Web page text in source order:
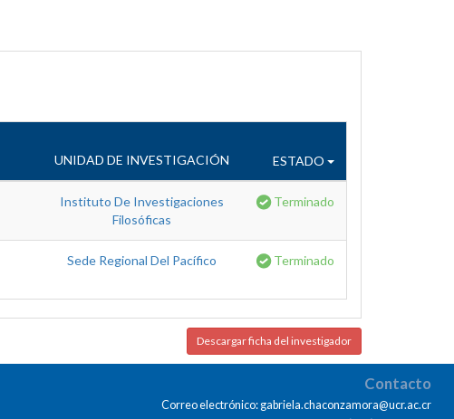
UNIDAD DE INVESTIGACIÓN ESTADO
Instituto De Investigaciones
Filosóficas
Terminado
Sede Regional Del Pacífico Terminado
Descargar ficha del investigador
Contacto
Correo electrónico: gabriela.chaconzamora@ucr.ac.cr